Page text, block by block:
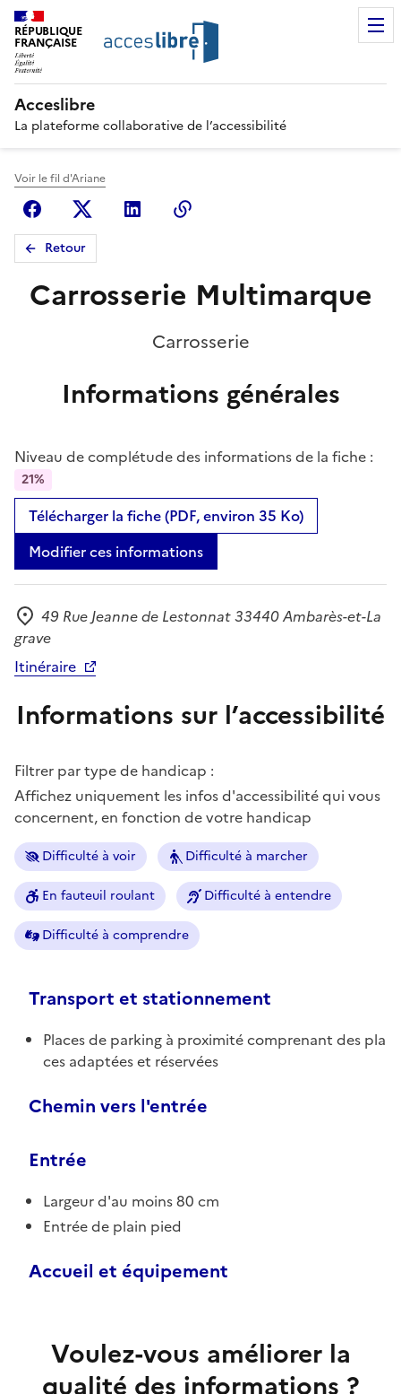
RÉPUBLIQUE
FRANÇAISE
Acceslibre
La plateforme collaborative de l’accessibilité
Voir le fil d'Ariane
FacebookX (anciennement Twitter)
Linkedin
Retour
Carrosserie Multimarque
Carrosserie
Informations générales
Niveau de complétude des informations de la fiche :
21%
Télécharger la fiche (PDF, environ 35 Ko)
Modifier ces informations
Adresse
49 Rue Jeanne de Lestonnat 33440 Ambarès-et-La
grave
Itinéraire
Informations sur l’accessibilité
Filtrer par type de handicap :
Affichez uniquement les infos d'accessibilité qui vous
concernent, en fonction de votre handicap
Difficulté à voir Difficulté à marcher
En fauteuil roulant Difficulté à entendre
Difficulté à comprendre
Transport et stationnement
Places de parking à proximité comprenant des pla
ces adaptées et réservées
Chemin vers l'entrée
Entrée
Largeur d'au moins 80 cm
Entrée de plain pied
Accueil et équipement
Voulez-vous améliorer la
qualité des informations ?